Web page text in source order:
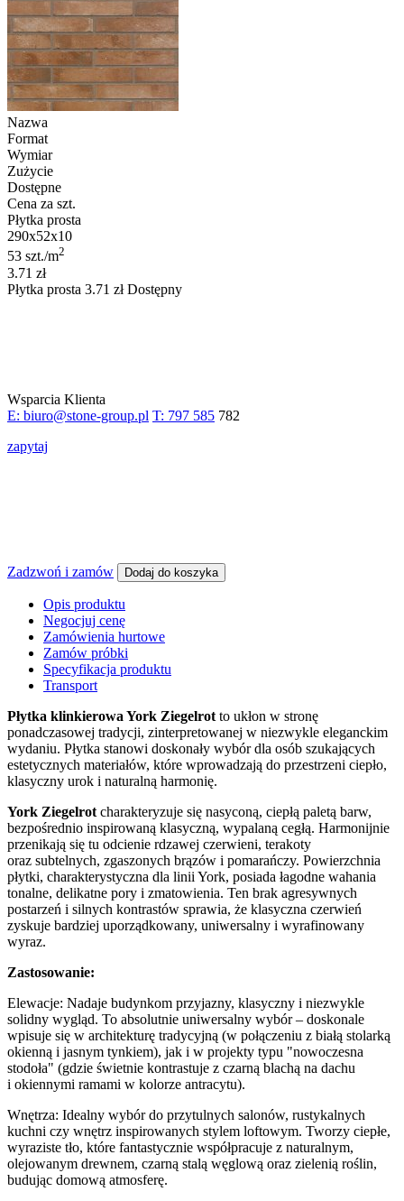
Nazwa
Format
Wymiar
Zużycie
Dostępne
Cena za szt.
Płytka prosta
290x52x10
53 szt./m2
3.71 zł
Płytka prosta 3.71 zł Dostępny
Wsparcia Klienta
E: biuro@stone-group.pl T: 797 585 782
zapytaj
Zadzwoń i zamów Dodaj do koszyka
Opis produktu
Negocjuj cenę
Zamówienia hurtowe
Zamów próbki
Specyfikacja produktu
Transport
Płytka klinkierowa York Ziegelrot to ukłon w stronę
ponadczasowej tradycji, zinterpretowanej w niezwykle eleganckim
wydaniu. Płytka stanowi doskonały wybór dla osób szukających
estetycznych materiałów, które wprowadzają do przestrzeni ciepło,
klasyczny urok i naturalną harmonię.
York Ziegelrot charakteryzuje się nasyconą, ciepłą paletą barw,
bezpośrednio inspirowaną klasyczną, wypalaną cegłą. Harmonijnie
przenikają się tu odcienie rdzawej czerwieni, terakoty
oraz subtelnych, zgaszonych brązów i pomarańczy. Powierzchnia
płytki, charakterystyczna dla linii York, posiada łagodne wahania
tonalne, delikatne pory i zmatowienia. Ten brak agresywnych
postarzeń i silnych kontrastów sprawia, że klasyczna czerwień
zyskuje bardziej uporządkowany, uniwersalny i wyrafinowany
wyraz.
Zastosowanie:
Elewacje: Nadaje budynkom przyjazny, klasyczny i niezwykle
solidny wygląd. To absolutnie uniwersalny wybór – doskonale
wpisuje się w architekturę tradycyjną (w połączeniu z białą stolarką
okienną i jasnym tynkiem), jak i w projekty typu "nowoczesna
stodoła" (gdzie świetnie kontrastuje z czarną blachą na dachu
i okiennymi ramami w kolorze antracytu).
Wnętrza: Idealny wybór do przytulnych salonów, rustykalnych
kuchni czy wnętrz inspirowanych stylem loftowym. Tworzy ciepłe,
wyraziste tło, które fantastycznie współpracuje z naturalnym,
olejowanym drewnem, czarną stalą węglową oraz zielenią roślin,
budując domową atmosferę.